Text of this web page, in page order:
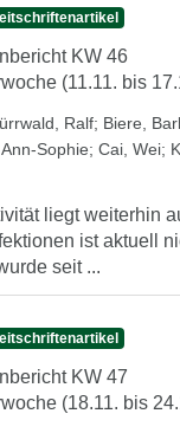
KW 46
(11.11. bis
Ralf; Biere,
Sophie; Cai, Wei;
liegt weiterhin
ist aktuell
seit ...
KW 47
(18.11. bis